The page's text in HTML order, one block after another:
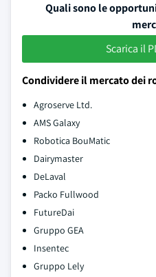
Quali sono le
Scarica il
Condividere il mercato dei
Agroserve Ltd.
AMS Galaxy
Robotica BouMatic
Dairymaster
DeLaval
Packo Fullwood
FutureDai
Gruppo GEA
Insentec
Gruppo Lely